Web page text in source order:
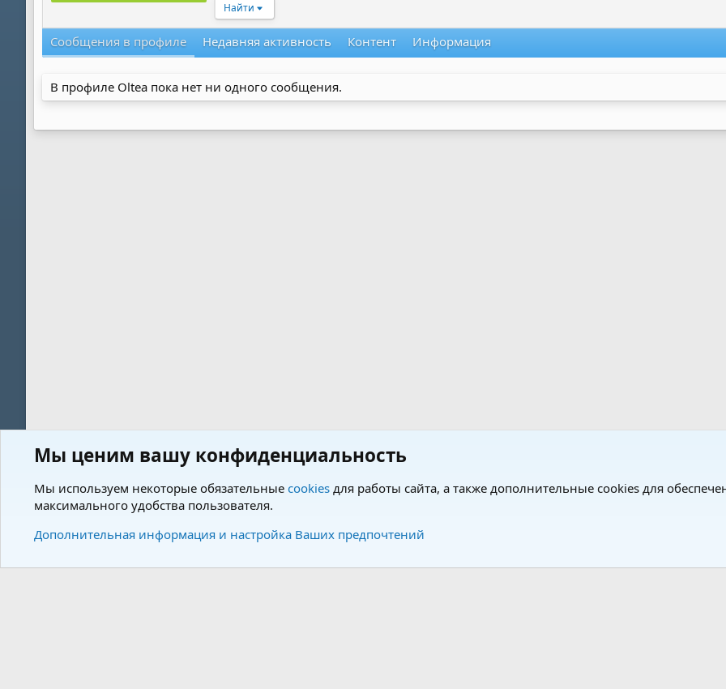
Найти
Сообщения в профиле Недавняя активность Контент Информация
В профиле Oltea пока нет ни одного сообщения.
Мы ценим вашу конфиденциальность
Мы используем некоторые обязательные cookies для работы сайта, а также дополнительные cookies для
максимального удобства пользователя.
Дополнительная информация и настройка Ваших предпочтений